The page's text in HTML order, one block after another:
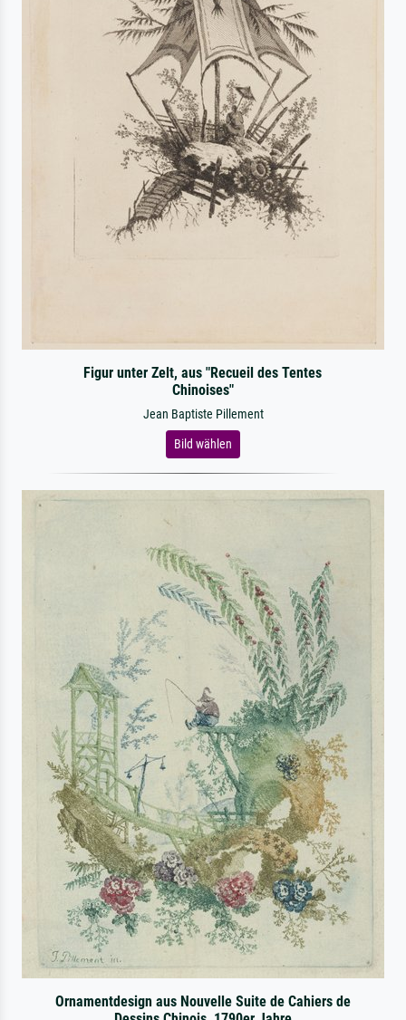
Figur unter Zelt, aus "Recueil des Tentes
Chinoises"
Jean Baptiste Pillement
Bild wählen
Ornamentdesign aus Nouvelle Suite de Cahiers de